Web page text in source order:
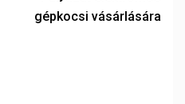
gépkocsi vásárlására